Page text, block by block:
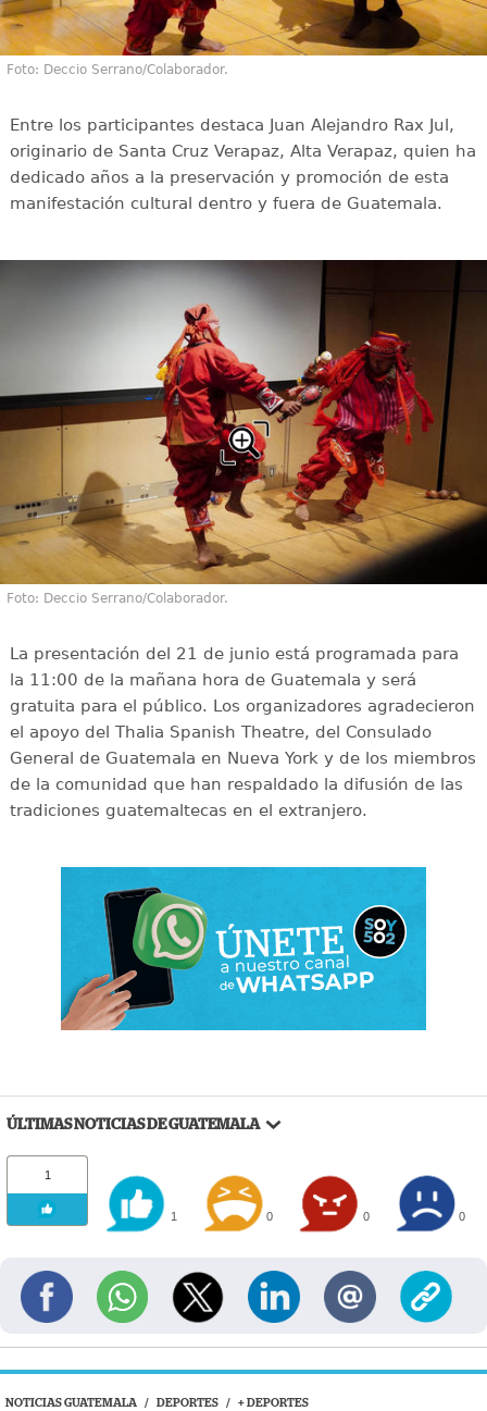
Foto: Deccio Serrano/Colaborador.
Entre los participantes destaca Juan Alejandro Rax Jul,
originario de Santa Cruz Verapaz, Alta Verapaz, quien ha
dedicado años a la preservación y promoción de esta
manifestación cultural dentro y fuera de Guatemala.
Foto: Deccio Serrano/Colaborador.
La presentación del 21 de junio está programada para
la 11:00 de la mañana hora de Guatemala y será
gratuita para el público. Los organizadores agradecieron
el apoyo del Thalia Spanish Theatre, del Consulado
General de Guatemala en Nueva York y de los miembros
de la comunidad que han respaldado la difusión de las
tradiciones guatemaltecas en el extranjero.
ÚLTIMAS NOTICIAS DE GUATEMALA
1
1 0 0 0
NOTICIAS GUATEMALA / DEPORTES / + DEPORTES